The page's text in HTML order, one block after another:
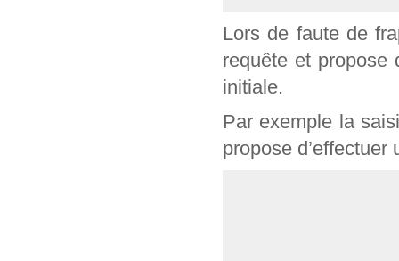
Lors de faute de
requête et propose
initiale.
Par exemple la
propose